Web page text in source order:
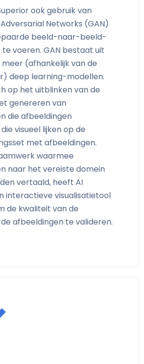
ook gebruik van
Networks (GAN)
beeld-naar-beeld-
voeren. GAN bestaat uit
(afhankelijk van de
deep learning-modellen.
op het uitblinken van de
genereren van
die afbeeldingen
visueel lijken op de
met afbeeldingen.
waarmee
naar het vereiste domein
vertaald, heeft AI
interactieve visualisatietool
de kwaliteit van de
afbeeldingen te valideren.